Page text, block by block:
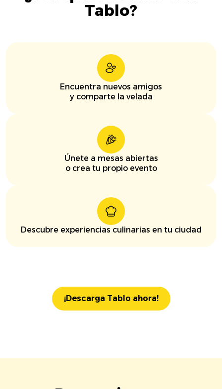
Tablo?
Encuentra nuevos amigos
y comparte la velada
Únete a mesas abiertas
o crea tu propio evento
Descubre experiencias culinarias en tu ciudad
¡Descarga Tablo ahora!